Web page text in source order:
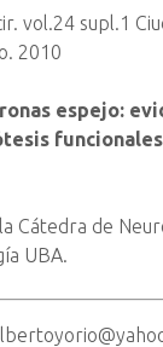
vol.24 supl.1
2010
espejo:
funcionales
Cátedra de
UBA.